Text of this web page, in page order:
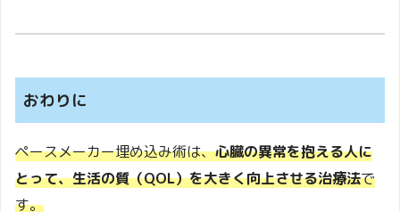
おわりに
ペースメーカー埋め込み術は、心臓の異常を抱える人に
とって、生活の質（QOL）を大きく向上させる治療法で
す。